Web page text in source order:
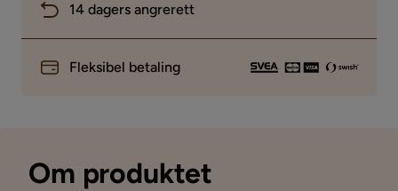
14 dagers angrerett
Fleksibel betaling
Om produktet